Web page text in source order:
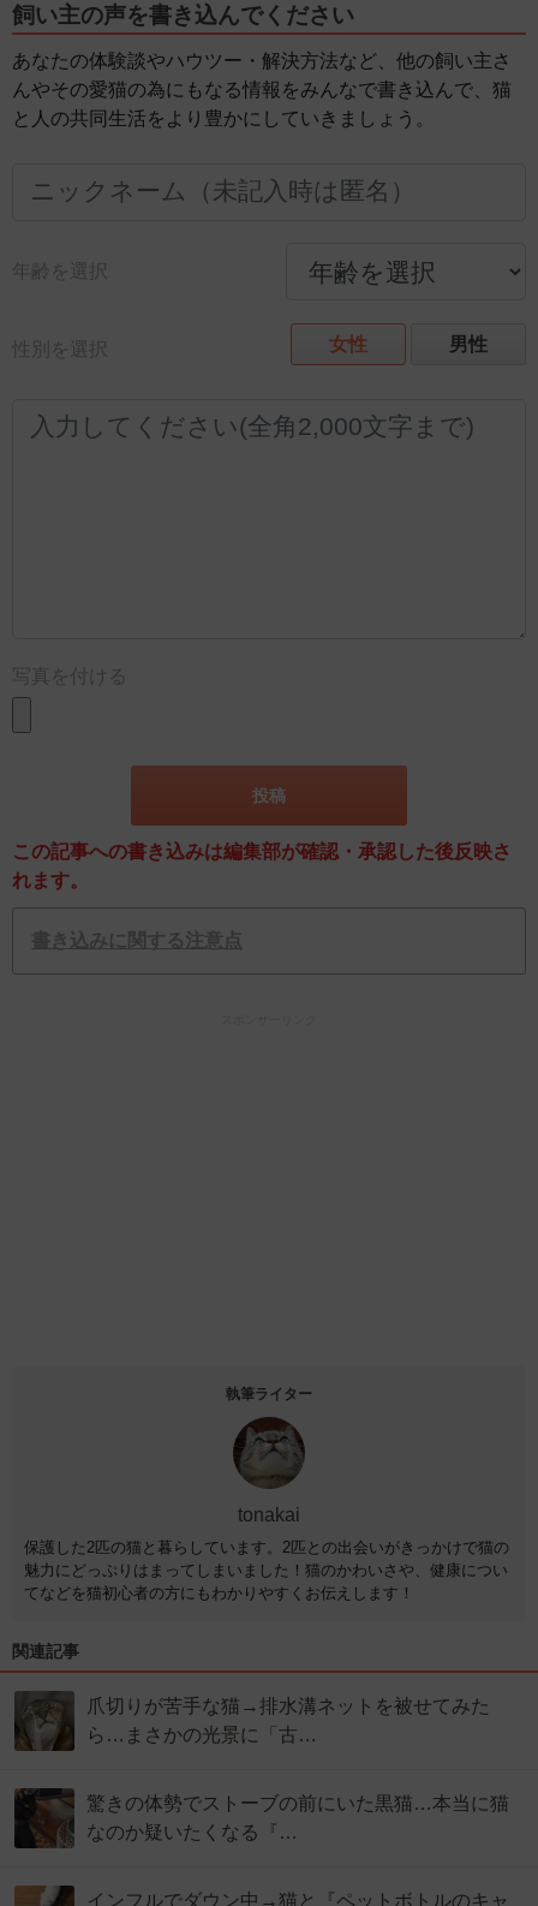
飼い主の声を書き込んでください
あなたの体験談やハウツー・解決方法など、他の飼い主さ
んやその愛猫の為にもなる情報をみんなで書き込んで、猫
と人の共同生活をより豊かにしていきましょう。
年齢を選択
性別を選択 女性 男性
写真を付ける
この記事への書き込みは編集部が確認・承認した後反映さ
れます。
書き込みに関する注意点
執筆ライター
tonakai
保護した2匹の猫と暮らしています。2匹との出会いがきっかけで猫の
魅力にどっぷりはまってしまいました！猫のかわいさや、健康につい
てなどを猫初心者の方にもわかりやすくお伝えします！
関連記事
爪切りが苦手な猫→排水溝ネットを被せてみた
ら…まさかの光景に「古…
驚きの体勢でストーブの前にいた黒猫…本当に猫
なのか疑いたくなる『…
インフルでダウン中→猫と『ペットボトルのキャ